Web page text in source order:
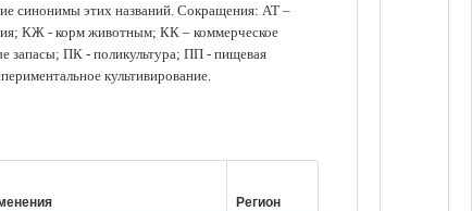
синонимы этих названий. Сокращения: АТ –
КЖ - корм животным; КК – коммерческое
запасы; ПК - поликультура; ПП - пищевая
культивирование.
Регион